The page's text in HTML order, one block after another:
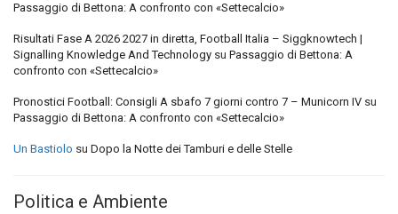
Passaggio di Bettona: A confronto con «Settecalcio»
Risultati Fase A 2026 2027 in diretta, Football Italia – Siggknowtech |
Signalling Knowledge And Technology su Passaggio di Bettona: A
confronto con «Settecalcio»
Pronostici Football: Consigli A sbafo 7 giorni contro 7 – Municorn IV su
Passaggio di Bettona: A confronto con «Settecalcio»
Un Bastiolo su Dopo la Notte dei Tamburi e delle Stelle
Politica e Ambiente